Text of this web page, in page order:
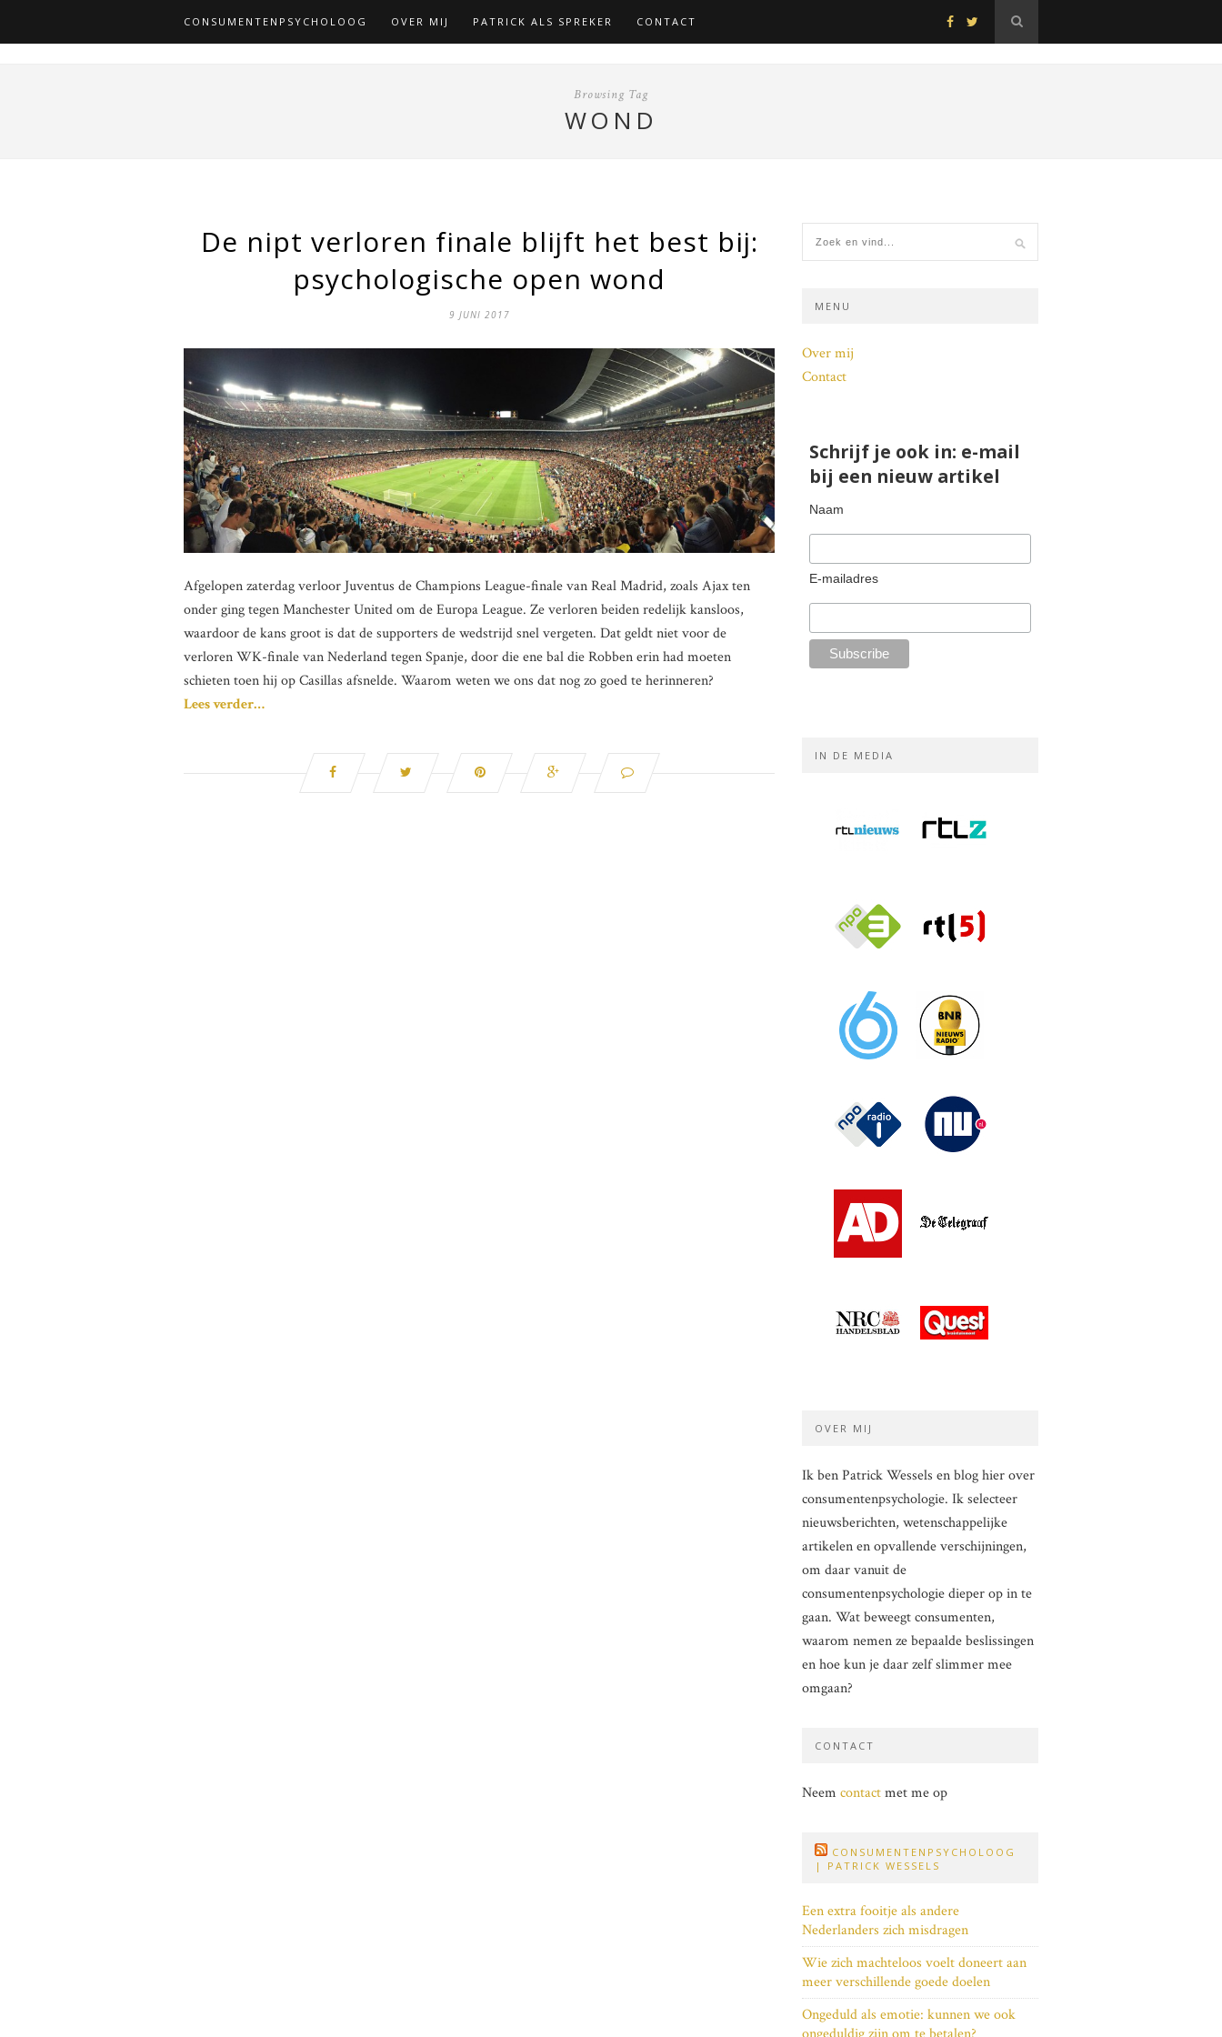
CONSUMENTENPSYCHOLOOG OVER MIJ PATRICK ALS SPREKER CONTACT
Browsing Tag
WOND
De nipt verloren finale blijft het best bij:
psychologische open wond
9 JUNI 2017
Afgelopen zaterdag verloor Juventus de Champions League-finale van Real Madrid, zoals Ajax ten
onder ging tegen Manchester United om de Europa League. Ze verloren beiden redelijk kansloos,
waardoor de kans groot is dat de supporters de wedstrijd snel vergeten. Dat geldt niet voor de
verloren WK-finale van Nederland tegen Spanje, door die ene bal die Robben erin had moeten
schieten toen hij op Casillas afsnelde. Waarom weten we ons dat nog zo goed te herinneren?
Lees verder…
MENU
Over mij
Contact
Schrijf je ook in: e-mail
bij een nieuw artikel
Naam
E-mailadres
IN DE MEDIA
OVER MIJ
Ik ben Patrick Wessels en blog hier over
consumentenpsychologie. Ik selecteer
nieuwsberichten, wetenschappelijke
artikelen en opvallende verschijningen,
om daar vanuit de
consumentenpsychologie dieper op in te
gaan. Wat beweegt consumenten,
waarom nemen ze bepaalde beslissingen
en hoe kun je daar zelf slimmer mee
omgaan?
CONTACT
Neem contactmet me op
CONSUMENTENPSYCHOLOOG
| PATRICK WESSELS
Een extra fooitje als andere
Nederlanders zich misdragen
Wie zich machteloos voelt doneert aan
meer verschillende goede doelen
Ongeduld als emotie: kunnen we ook